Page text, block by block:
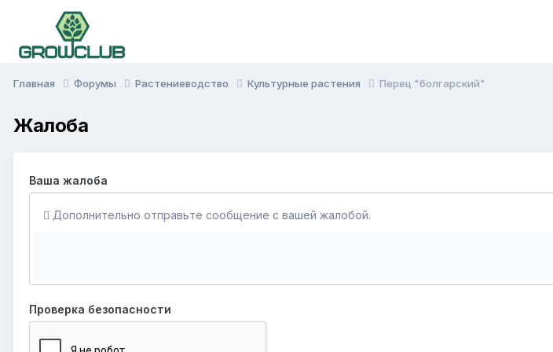
Главная Форумы Растениеводство Культурные растения Перец "болгарский"
Жалоба
Ваша жалоба
Дополнительно отправьте сообщение с вашей жалобой.
Проверка безопасности